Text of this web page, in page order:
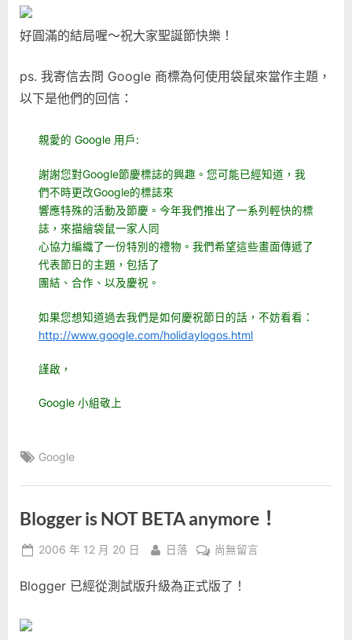
好圓滿的結局喔～祝大家聖誕節快樂！
ps. 我寄信去問 Google 商標為何使用袋鼠來當作主題，
以下是他們的回信：
親愛的 Google 用戶:
謝謝您對Google節慶標誌的興趣。您可能已經知道，我
們不時更改Google的標誌來
響應特殊的活動及節慶。今年我們推出了一系列輕快的標
誌，來描繪袋鼠一家人同
心協力編織了一份特別的禮物。我們希望這些畫面傳遞了
代表節日的主題，包括了
團結、合作、以及慶祝。
如果您想知道過去我們是如何慶祝節日的話，不妨看看：
http://www.google.com/holidaylogos.html
謹啟，
Google 小組敬上
Tags:
Google
Blogger is NOT BETA anymore！
Posted
2006 年 12 月 20 日 By
日落
在
is
尚無留言
Blogger 已經從測試版升級為正式版了！